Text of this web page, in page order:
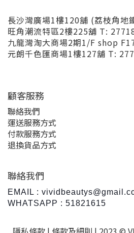
長沙灣廣場1樓120舖 (荔枝角地
旺角潮流特區2樓225舖 T:
九龍灣淘大商場2期1/F shop
元朗千色匯商場1樓127舖 T:
顧客服務
聯絡我們
運送服務方式
付款服務方式
退換貨品方式
聯絡我們
EMAIL :
WHATSAPP : 51821615